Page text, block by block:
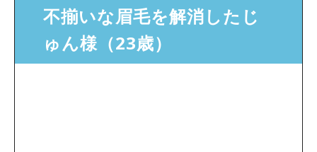
不揃いな眉毛を解消したじ
ゅん様（23歳）